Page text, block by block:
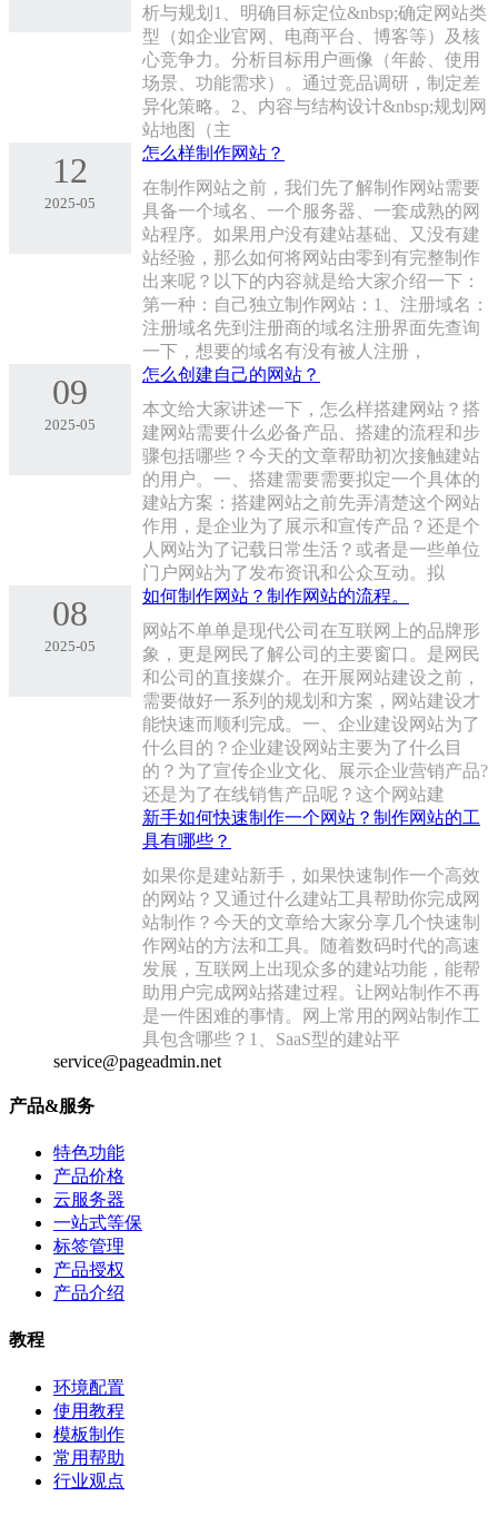
析与规划1、‌明确目标定位‌&nbsp;确定网站类
型（如企业官网、电商平台、博客等）及核
心竞争力。分析目标用户画像（年龄、使用
场景、功能需求）。通过竞品调研，制定差
异化策略。2、‌内容与结构设计‌&nbsp;规划网
站地图（主
怎么样制作网站？
在制作网站之前，我们先了解制作网站需要
具备一个域名、一个服务器、一套成熟的网
站程序。如果用户没有建站基础、又没有建
站经验，那么如何将网站由零到有完整制作
出来呢？以下的内容就是给大家介绍一下：
第一种：自己独立制作网站：1、注册域名：
注册域名先到注册商的域名注册界面先查询
一下，想要的域名有没有被人注册，
12
2025-05
怎么创建自己的网站？
本文给大家讲述一下，怎么样搭建网站？搭
建网站需要什么必备产品、搭建的流程和步
骤包括哪些？今天的文章帮助初次接触建站
的用户。一、搭建需要需要拟定一个具体的
建站方案：搭建网站之前先弄清楚这个网站
作用，是企业为了展示和宣传产品？还是个
人网站为了记载日常生活？或者是一些单位
门户网站为了发布资讯和公众互动。拟
09
2025-05
如何制作网站？制作网站的流程。
网站不单单是现代公司在互联网上的品牌形
象，更是网民了解公司的主要窗口。是网民
和公司的直接媒介。在开展网站建设之前，
需要做好一系列的规划和方案，网站建设才
能快速而顺利完成。一、企业建设网站为了
什么目的？企业建设网站主要为了什么目
的？为了宣传企业文化、展示企业营销产品?
还是为了在线销售产品呢？这个网站建
08
2025-05
新手如何快速制作一个网站？制作网站的工
具有哪些？
如果你是建站新手，如果快速制作一个高效
的网站？又通过什么建站工具帮助你完成网
站制作？今天的文章给大家分享几个快速制
作网站的方法和工具。随着数码时代的高速
发展，互联网上出现众多的建站功能，能帮
助用户完成网站搭建过程。让网站制作不再
是一件困难的事情。网上常用的网站制作工
具包含哪些？1、SaaS型的建站平
service@pageadmin.net
产品&服务
特色功能
产品价格
云服务器
一站式等保
标签管理
产品授权
产品介绍
教程
环境配置
使用教程
模板制作
常用帮助
行业观点